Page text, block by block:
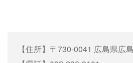
【住所】〒730-0041 広島県広